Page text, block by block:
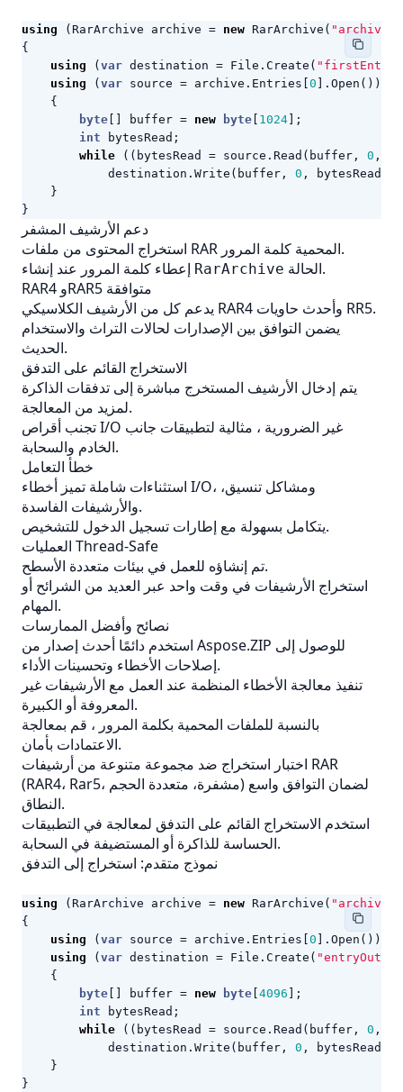
using ( RarArchive archive = new RarArchive (
{
using
( var destination = File . Create (
using
( var source = archive . Entries 0 ]. Open ())
{
byte
buffer = new byte 1024 ];
int
bytesRead ;
while
(( bytesRead = source . Read ( buffer , 0 ,
destination . Write ( buffer , 0 , bytesRead
}
}
دعم الأرشيف المشفر
استخراج المحتوى من ملفات RAR المحمية كلمة المرور.
RarArchive
الحالة.
RAR4 وRAR5 متوافقة
يدعم كل من الأرشيف الكلاسيكي RAR4 وأحدث حاويات RR5.
يضمن التوافق بين الإصدارات لحالات التراث والاستخدام
الحديث.
الاستخراج القائم على التدفق
يتم إدخال الأرشيف المستخرج مباشرة إلى تدفقات الذاكرة
لمزيد من المعالجة.
تجنب أقراص I/O غير الضرورية ، مثالية لتطبيقات جانب
الخادم والسحابة.
خطأ التعامل
استثناءات شاملة تميز أخطاء I/O، ومشاكل تنسيق،
والأرشيفات الفاسدة.
يتكامل بسهولة مع إطارات تسجيل الدخول للتشخيص.
العمليات Thread-Safe
تم إنشاؤه للعمل في بيئات متعددة الأسطح.
استخراج الأرشيفات في وقت واحد عبر العديد من الشرائح أو
المهام.
نصائح وأفضل الممارسات
استخدم دائمًا أحدث إصدار من Aspose.ZIP للوصول إلى
إصلاحات الأخطاء وتحسينات الأداء.
تنفيذ معالجة الأخطاء المنظمة عند العمل مع الأرشيفات غير
المعروفة أو الكبيرة.
بالنسبة للملفات المحمية بكلمة المرور ، قم بمعالجة
الاعتمادات بأمان.
اختبار استخراج ضد مجموعة متنوعة من أرشيفات RAR
(RAR4، Rar5، مشفرة، متعددة الحجم) لضمان التوافق واسع
النطاق.
استخدم الاستخراج القائم على التدفق لمعالجة في التطبيقات
الحساسة للذاكرة أو المستضيفة في السحابة.
نموذج متقدم: استخراج إلى التدفق
using ( RarArchive archive = new RarArchive (
{
using
( var source = archive . Entries 0 ]. Open ())
using
( var destination = File . Create (
{
byte
buffer = new byte 4096 ];
int
bytesRead ;
while
(( bytesRead = source . Read ( buffer , 0 ,
destination . Write ( buffer , 0 , bytesRead
}
}